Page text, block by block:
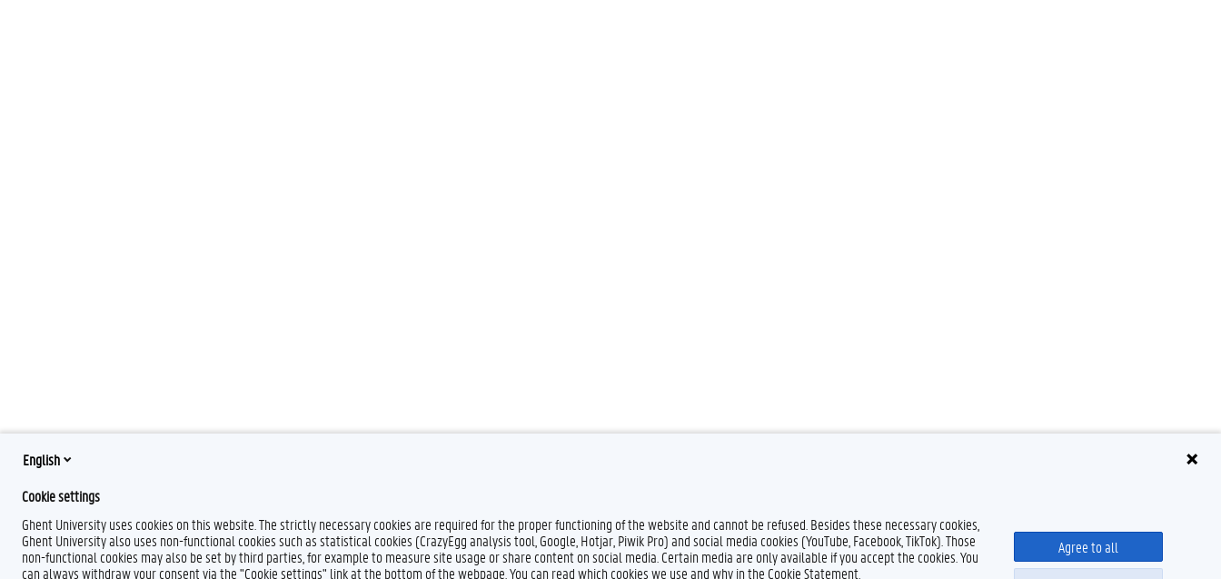
English
Cookie settings
Ghent University uses cookies on this website. The strictly necessary cookies are required for the proper functioning of the website and cannot be refused. Besides these necessary cookies,
Ghent University also uses non-functional cookies such as statistical cookies (CrazyEgg analysis tool, Google, Hotjar, Piwik Pro) and social media cookies (YouTube, Facebook, TikTok). Those
non-functional cookies may also be set by third parties, for example to measure site usage or share content on social media. Certain media are only available if you accept the cookies. You
can always withdraw your consent via the "Cookie settings" link at the bottom of the webpage. You can read which cookies we use and why in the Cookie Statement.
Agree to all